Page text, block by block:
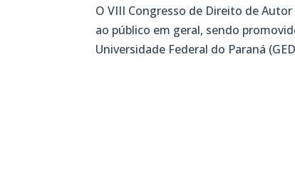
O VIII Congresso de Direito de
ao público em geral, sendo
Universidade Federal do Paraná